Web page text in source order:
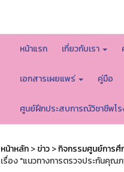
หน้าแรก เกี่ยวกับเรา
เอกสารเผยแพร่ คู่มือ
ศูนย์ฝึกประสบการณ์วิชาชีพโ
หน้าหลัก>ข่าว>กิจกรรมศูนย์การศึ
เรื่อง "แนวทางการตรวจประกันคุณ